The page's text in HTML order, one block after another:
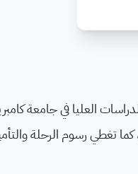
العليا في جامعة
بالإضافة إلى بدل سنوي قدره 20,000 جنيه إسترليني، كما تغطي